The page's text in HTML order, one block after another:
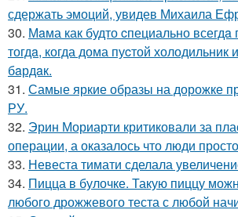
сдержать эмоций, увидев Михаила
30. Мaма как будто cпециально
тогдa, когда дома пуcтой холодильник
бaрдaк.
31. Самые яркие образы на дорожке
РУ.
32. Эрин Мориарти критиковали за
операции, а оказалось что люди
33. Невеста тимати сделала
34. Пицца в булочке. Такую пиццу
любого дрожжевого теста с любой